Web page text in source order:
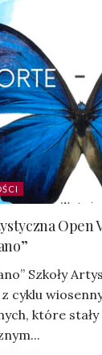
Open
Szkoły
cyklu
które